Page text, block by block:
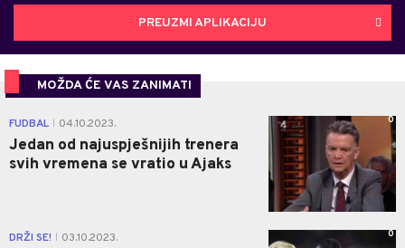
PREUZMI APLIKACIJU
MOŽDA ĆE VAS ZANIMATI
FUDBAL 04.10.2023.
Jedan od najuspješnijih trenera
svih vremena se vratio u Ajaks
0
DRŽI SE! 03.10.2023. 0